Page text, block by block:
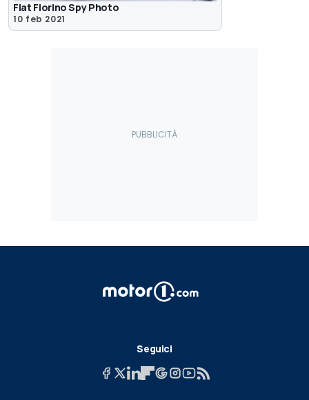
Fiat Fiorino Spy Photo
10 feb 2021
Seguici